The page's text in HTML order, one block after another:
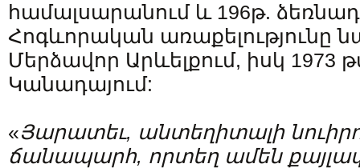
համալսարանում և 196թ.
Հոգևորական առաքելությունը
Մերձավոր Արևելքում, իսկ 1973
Կանադայում:
«Յարատեւ, անտեղիտալի
ճանապարհ, որտեղ ամեն